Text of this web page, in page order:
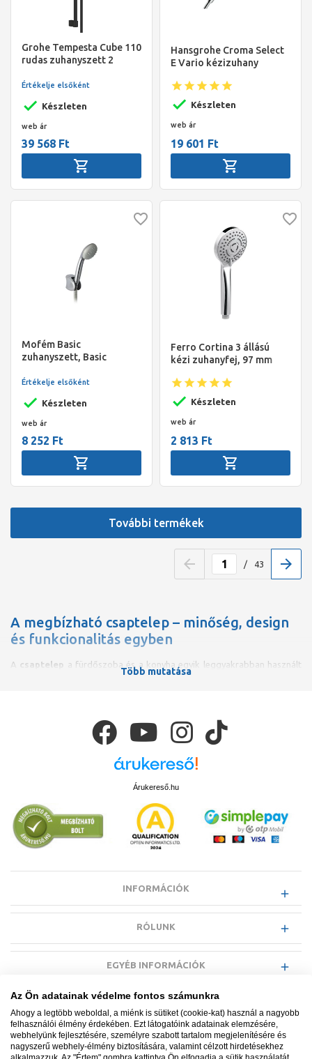
Grohe Tempesta Cube 110
rudas zuhanyszett 2
gégecső 1750mm, rúd
Készleten
Értékelje elsőként
web ár
39 568 Ft
Hansgrohe Croma Select
E Vario kézizuhany
Készleten
web ár
19 601 Ft
Mofém Basic
zuhanyszett, Basic
zuhanytartó,
gégecsőKészleten
Értékelje elsőként
web ár
8 252 Ft
Ferro Cortina 3 állású
kézi zuhanyfej, 97 mm
Készleten
web ár
2 813 Ft
További termékek
/ 43
A megbízható csaptelep – minőség, design
és funkcionalitás egyben
A csaptelep
a fürdőszoba és a konyha egyik leggyakrabban használt
szerelvénye, ezért kiemelten fontos a megfelelő minőség és hosszú
között egyre több rendelkezikforrázásvédelemmel
speciális higiéniai funkciókkal is.
A csaptelepek kiválasztásakor mind a design, mind a
ergonomikus kialakítás mellett elvárható, hogy egy minőségi csaptelep
A fürdőszobai csaptelepeknél megkülönböztethetjük amosdóhoz,
bidéhez, kádhozvagyzuhanyhoz
KMT (kád-mosdó töltő)
megoldásokat. Elhelyezésük szerint lehetnek
Kialakítás szerint elérhetőkegykaros, tekerőgombos,
Grohe, Hansgrohe, Kludi,
Több mutatása
Árukereső.hu
INFORMÁCIÓK
RÓLUNK
EGYÉB INFORMÁCIÓK
Az Ön adatainak védelme fontos számunkra
Ahogy a legtöbb weboldal, a miénk is sütiket (cookie-kat) használ a nagyobb
felhasználói élmény érdekében. Ezt látogatóink adatainak elemzésére,
webhelyünk fejlesztésére, személyre szabott tartalom megjelenítésére és
nagyszerű webhely-élmény biztosítására, valamint célzott hirdetésekhez